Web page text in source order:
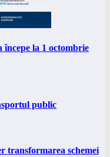
la 1 octombrie
public
transformarea schemei